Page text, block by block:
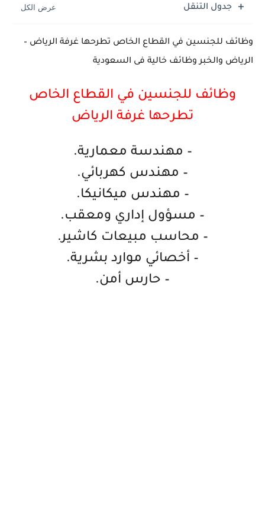
جدول التنقل
وظائف للجنسين في القطاع الخاص تطرحها غرفة الرياض –
الرياض والخبر وظائف خالية فى السعودية
وظائف للجنسين في القطاع الخاص
تطرحها غرفة الرياض
– مهندسة معمارية.
– مهندس كهربائي.
– مهندس ميكانيكا.
– مسؤول إداري ومعقب.
– محاسب مبيعات كاشير.
– أخصائي موارد بشرية.
– حارس أمن.